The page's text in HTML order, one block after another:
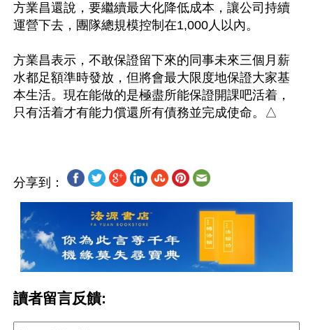
方業昌還說，要繼續最大化降低成本，讓公司持續
運營下去，團隊總規模控制在1,000人以內。
方業昌表示，不敢保證留下來的同事未來三個月薪
水都足額準時發放，但將會最大限度地保證大家基
本生活。現在能做的是極盡所能保證開課吧活着，
分享到：
讀者留言反饋: